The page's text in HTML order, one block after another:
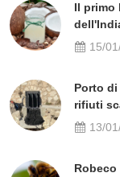
Il primo
15/
Porto
rifiuti
13/